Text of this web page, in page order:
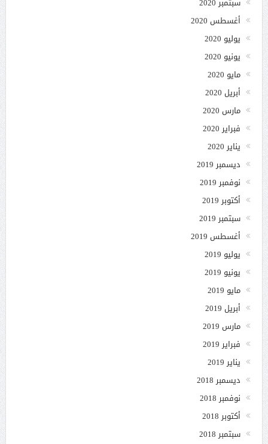
أغسطس 2020
يوليو 2020
يونيو 2020
مايو 2020
أبريل 2020
مارس 2020
فبراير 2020
يناير 2020
ديسمبر 2019
نوفمبر 2019
أكتوبر 2019
سبتمبر 2019
أغسطس 2019
يوليو 2019
يونيو 2019
مايو 2019
أبريل 2019
مارس 2019
فبراير 2019
يناير 2019
ديسمبر 2018
نوفمبر 2018
أكتوبر 2018
سبتمبر 2018